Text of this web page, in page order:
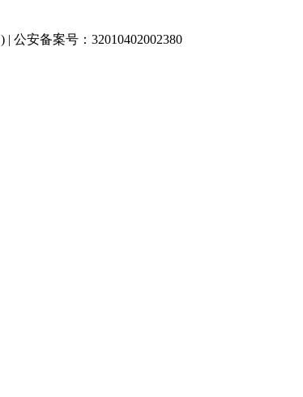
) | 公安备案号：32010402002380